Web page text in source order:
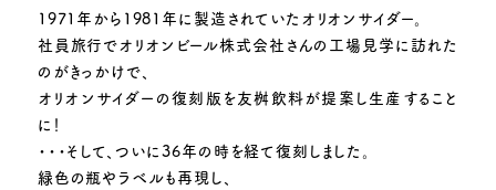
1971年から1981年に製造されていたオリオンサイダー。
社員旅行でオリオンビール株式会社さんの工場見学に訪れた
のがきっかけで、
オリオンサイダーの復刻版を友桝飲料が提案し生産すること
に！
・・・そして、ついに36年の時を経て復刻しました。
緑色の瓶やラベルも再現し、